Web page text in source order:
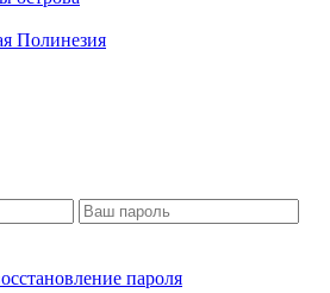
Полинезия
пароля